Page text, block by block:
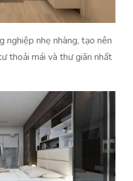
nghiệp nhẹ nhàng, tạo nên
thoải mái và thư giãn nhất